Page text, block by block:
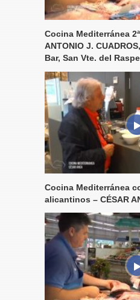
Cocina Mediterránea
ANTONIO J.
Bar, San Vte. del
Cocina Mediterránea
alicantinos – CÉSAR